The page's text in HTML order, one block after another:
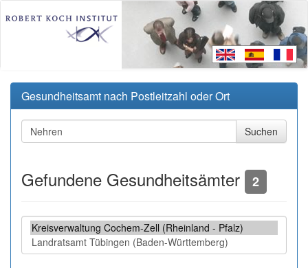
Gesundheitsamt nach Postleitzahl oder Ort
Gefundene Gesundheitsämter 2